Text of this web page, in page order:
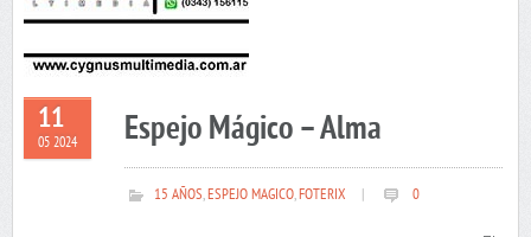
11
05 2024 Espejo Mágico – Alma
15 AÑOS,ESPEJO MAGICO,FOTERIX 0